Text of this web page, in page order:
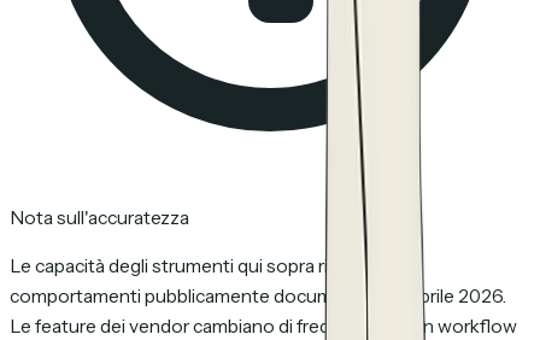
Nota sull'accuratezza
Le capacità degli strumenti qui sopra riflettono
comportamenti pubblicamente documentati ad aprile 2026.
Le feature dei vendor cambiano di frequente; se un workflow